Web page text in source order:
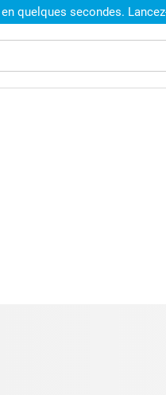
quelques secondes.